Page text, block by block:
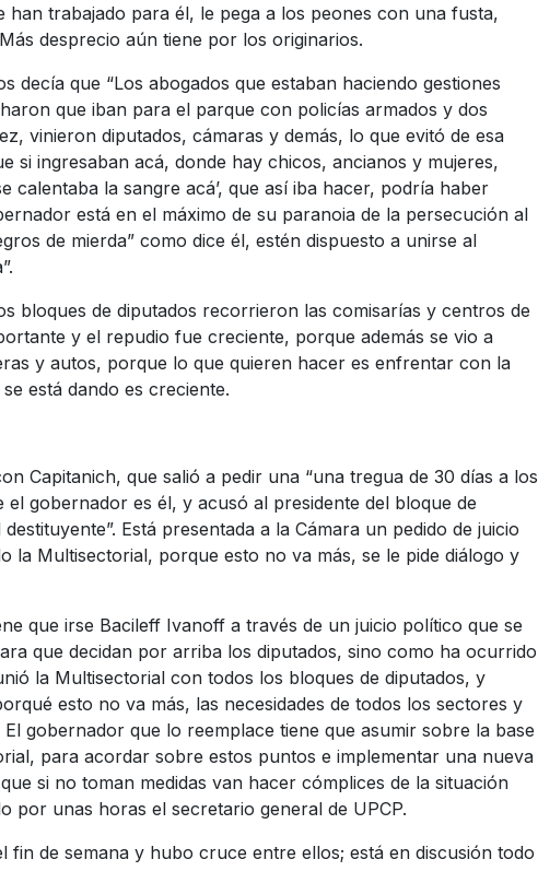
han trabajado para él, le pega a los peones con una fusta,
desprecio aún tiene por los originarios.
decía que “Los abogados que estaban haciendo gestiones
que iban para el parque con policías armados y dos
vinieron diputados, cámaras y demás, lo que evitó de esa
si ingresaban acá, donde hay chicos, ancianos y mujeres,
calentaba la sangre acá’, que así iba hacer, podría haber
está en el máximo de su paranoia de la persecución al
de mierda” como dice él, estén dispuesto a unirse al
bloques de diputados recorrieron las comisarías y centros de
y el repudio fue creciente, porque además se vio a
y autos, porque lo que quieren hacer es enfrentar con la
está dando es creciente.
Capitanich, que salió a pedir una “una tregua de 30 días a los
el gobernador es él, y acusó al presidente del bloque de
Está presentada a la Cámara un pedido de juicio
la Multisectorial, porque esto no va más, se le pide diálogo y
que irse Bacileff Ivanoff a través de un juicio político que se
que decidan por arriba los diputados, sino como ha ocurrido
la Multisectorial con todos los bloques de diputados, y
esto no va más, las necesidades de todos los sectores y
gobernador que lo reemplace tiene que asumir sobre la base
para acordar sobre estos puntos e implementar una nueva
si no toman medidas van hacer cómplices de la situación
por unas horas el secretario general de UPCP.
fin de semana y hubo cruce entre ellos; está en discusión todo